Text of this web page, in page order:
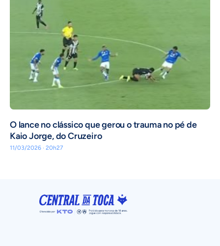
O lance no clássico que gerou o trauma no pé de
Kaio Jorge, do Cruzeiro
11/03/2026 · 20h27